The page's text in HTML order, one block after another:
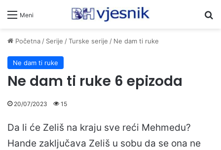
Meni
Početna/ Serije /Turske serije / Ne dam ti ruke
Ne dam ti ruke
Ne dam ti ruke 6 epizoda
20/07/2023 15
Da li će Zeliš na kraju sve reći Mehmedu?
Hande zaključava Zeliš u sobu da se ona ne